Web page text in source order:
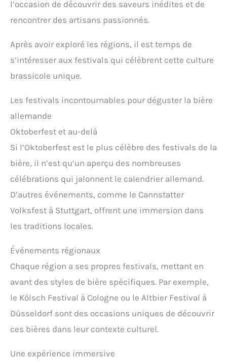
l’occasion de découvrir des saveurs inédites et de
rencontrer des artisans passionnés.
Après avoir exploré les régions, il est temps de
s’intéresser aux festivals qui célèbrent cette culture
brassicole unique.
Les festivals incontournables pour déguster la bière
allemande
Oktoberfest et au-delà
Si l’Oktoberfest est le plus célèbre des festivals de la
bière, il n’est qu’un aperçu des nombreuses
célébrations qui jalonnent le calendrier allemand.
D’autres événements, comme le Cannstatter
Volksfest à Stuttgart, offrent une immersion dans
les traditions locales.
Événements régionaux
Chaque région a ses propres festivals, mettant en
avant des styles de bière spécifiques. Par exemple,
le Kölsch Festival à Cologne ou le Altbier Festival à
Düsseldorf sont des occasions uniques de découvrir
ces bières dans leur contexte culturel.
Une expérience immersive